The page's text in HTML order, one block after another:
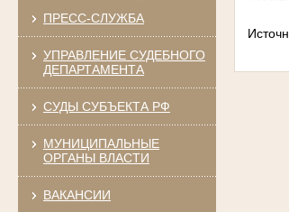
ПРЕСС-СЛУЖБА
УПРАВЛЕНИЕ СУДЕБНОГО
ДЕПАРТАМЕНТА
СУДЫ СУБЪЕКТА РФ
МУНИЦИПАЛЬНЫЕ
ОРГАНЫ ВЛАСТИ
ВАКАНСИИ